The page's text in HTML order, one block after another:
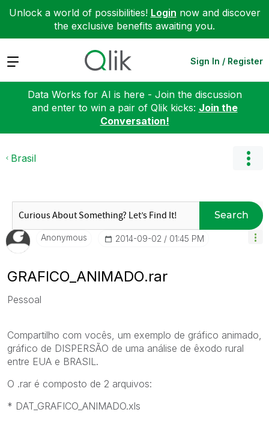
Unlock a world of possibilities! Login now and discover
the exclusive benefits awaiting you.
Expand Sign In / Register
Data Works for AI is here - Join the discussion
and enter to win a pair of Qlik kicks: Join the
Conversation!
Brasil
Search
Anonymous ‎2014-09-02 01:45 PM
GRAFICO_ANIMADO.rar
Pessoal
Compartilho com vocês, um exemplo de gráfico animado,
gráfico de DISPERSÃO de uma análise de êxodo rural
entre EUA e BRASIL.
O .rar é composto de 2 arquivos:
* DAT_GRAFICO_ANIMADO.xls